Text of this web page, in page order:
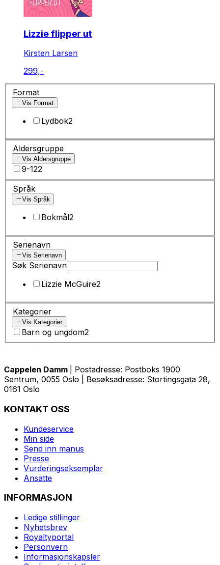
Lizzie flipper ut
Kirsten Larsen
299,-
Format
Vis Format
Lydbok2
Aldersgruppe
Vis Aldersgruppe
9-122
Språk
Vis Språk
Bokmål2
Serienavn
Vis Serienavn
Søk Serienavn
Lizzie McGuire2
Kategorier
Vis Kategorier
Barn og ungdom2
Cappelen Damm
| Postadresse: Postboks 1900
Sentrum, 0055 Oslo | Besøksadresse: Stortingsgata 28,
0161 Oslo
KONTAKT OSS
Kundeservice
Min side
Send inn manus
Presse
Vurderingseksemplar
Ansatte
INFORMASJON
Ledige stillinger
Nyhetsbrev
Royaltyportal
Personvern
Informasjonskapsler